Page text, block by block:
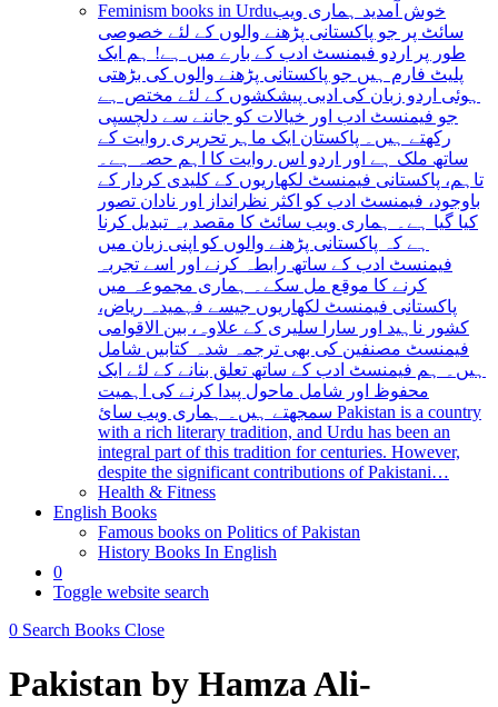
Feminism books in Urduخوش آمدید ہماری ویب
سائٹ پر جو پاکستانی پڑھنے والوں کے لئے خصوصی
طور پر اردو فیمنسٹ ادب کے بارے میں ہے! ہم ایک
پلیٹ فارم ہیں جو پاکستانی پڑھنے والوں کی بڑھتی
ہوئی اردو زبان کی ادبی پیشکشوں کے لئے مختص ہے
جو فیمنسٹ ادب اور خیالات کو جاننے سے دلچسپی
رکھتے ہیں۔ پاکستان ایک ماہر تحریری روایت کے
ساتھ ملک ہے اور اردو اس روایت کا اہم حصہ ہے۔
تاہم، پاکستانی فیمنسٹ لکھاریوں کے کلیدی کردار کے
باوجود، فیمنسٹ ادب کو اکثر نظرانداز اور نادان تصور
کیا گیا ہے۔ ہماری ویب سائٹ کا مقصد یہ تبدیل کرنا
ہے کہ پاکستانی پڑھنے والوں کو اپنی زبان میں
فیمنسٹ ادب کے ساتھ رابطہ کرنے اور اسے تجربہ
کرنے کا موقع مل سکے۔ ہماری مجموعہ میں
پاکستانی فیمنسٹ لکھاریوں جیسے فہمیدہ ریاض،
کشور ناہید اور سارا سلیری کے علاوہ، بین الاقوامی
فیمنسٹ مصنفین کی بھی ترجمہ شدہ کتابیں شامل
ہیں۔ ہم فیمنسٹ ادب کے ساتھ تعلق بنانے کے لئے ایک
محفوظ اور شامل ماحول پیدا کرنے کی اہمیت
سمجھتے ہیں۔ ہماری ویب سائ Pakistan is a country
with a rich literary tradition, and Urdu has been an
integral part of this tradition for centuries. However,
despite the significant contributions of Pakistani…
Health & Fitness
English Books
Famous books on Politics of Pakistan
History Books In English
0
Toggle website search
0 Search Books Close
Pakistan by Hamza Ali-